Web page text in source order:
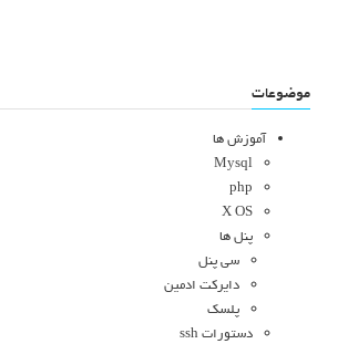
موضوعات
آموزش ها
Mysql
php
X OS
پنل ها
سی پنل
دایرکت ادمین
پلسک
دستورات ssh